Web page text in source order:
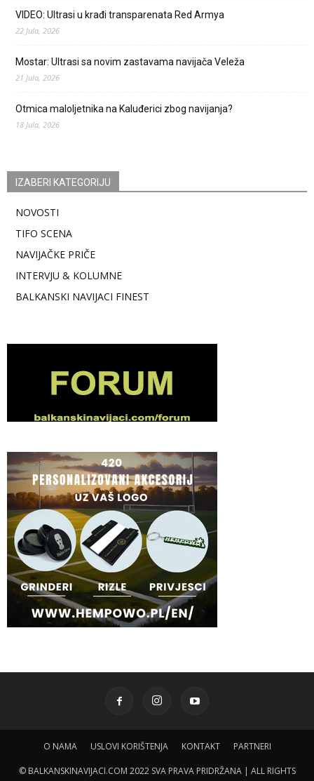
VIDEO: Ultrasi u krađi transparenata Red Armya
22 Jula, 2026
Mostar: Ultrasi sa novim zastavama navijača Veleža
21 Jula, 2026
Otmica maloljetnika na Kaluđerici zbog navijanja?
18 Jula, 2026
IZABERI KATEGORIJU
NOVOSTI
TIFO SCENA
NAVIJAČKE PRIČE
INTERVJU & KOLUMNE
BALKANSKI NAVIJACI FINEST
O NAMA USLOVI KORIŠTENJA KONTAKT PARTNERI
© BALKANSKINAVIJACI.COM 2022 SVA PRAVA PRIDRŽANA | ALL RIGHTS